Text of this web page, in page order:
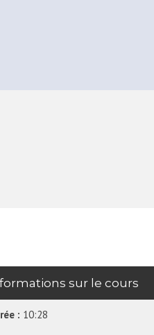
sur le cours
: 10:28